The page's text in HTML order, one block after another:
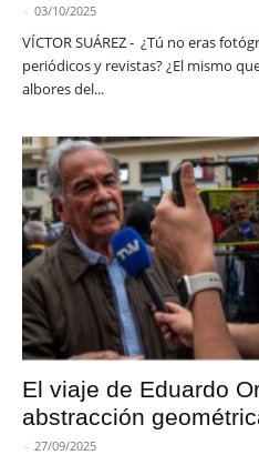
- 03/10/2025
VÍCTOR SUÁREZ - ¿Tú no eras
periódicos y revistas? ¿El mismo
albores del...
El viaje de Eduardo
abstracción
- 27/09/2025